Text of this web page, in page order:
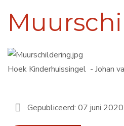
Hoek Kinderhuissingel - Johan
Gepubliceerd: 07 juni 2020